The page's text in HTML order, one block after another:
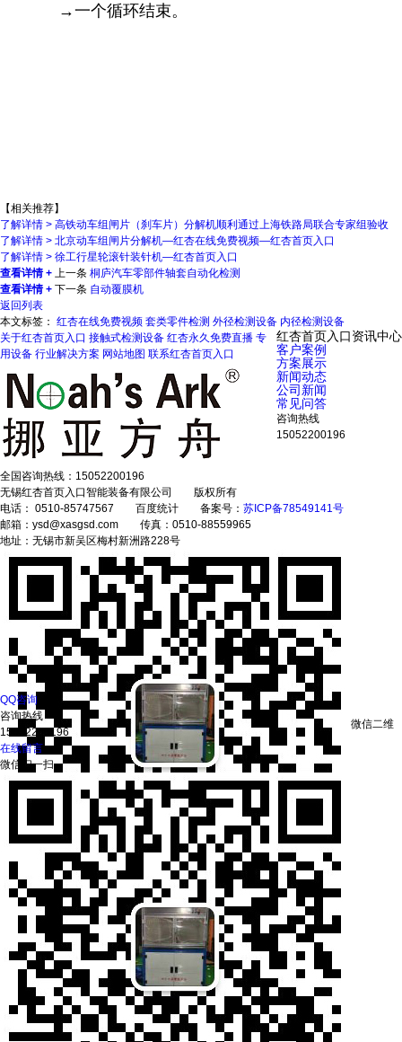
→一个循环结束。
【相关推荐】
了解详情 > 高铁动车组闸片（刹车片）分解机顺利通过上海铁路局联合专家组验收
了解详情 > 北京动车组闸片分解机—红杏在线免费视频—红杏首页入口
了解详情 > 徐工行星轮滚针装针机—红杏首页入口
查看详情 +
上一条 桐庐汽车零部件轴套自动化检测
查看详情 + 下一条 自动覆膜机
返回列表
本文标签： 红杏在线免费视频 套类零件检测 外径检测设备 内径检测设备
红杏首页入口资讯中心
客户案例
方案展示
新闻动态
公司新闻
常见问答
咨询热线
15052200196
关于红杏首页入口 接触式检测设备 红杏永久免费直播 专
用设备 行业解决方案 网站地图 联系红杏首页入口
全国咨询热线： 15052200196
无锡红杏首页入口智能装备有限公司 版权所有
电话： 0510-85747567 百度统计 备案号： 苏ICP备78549141号
邮箱：ysd@xasgsd.com 传真：0510-88559965
地址：无锡市新吴区梅村新洲路228号
微信二维
QQ咨询
咨询热线
15052200196
在线留言
微信扫一扫